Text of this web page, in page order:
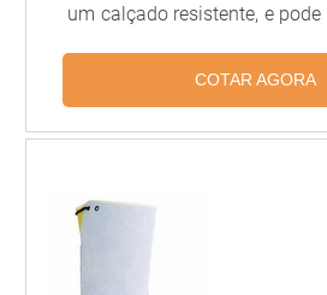
um calçado resistente, e pode
modelos de botas de
proteção no trabalho. Faça
com a Hitorin para
COTAR AGORA